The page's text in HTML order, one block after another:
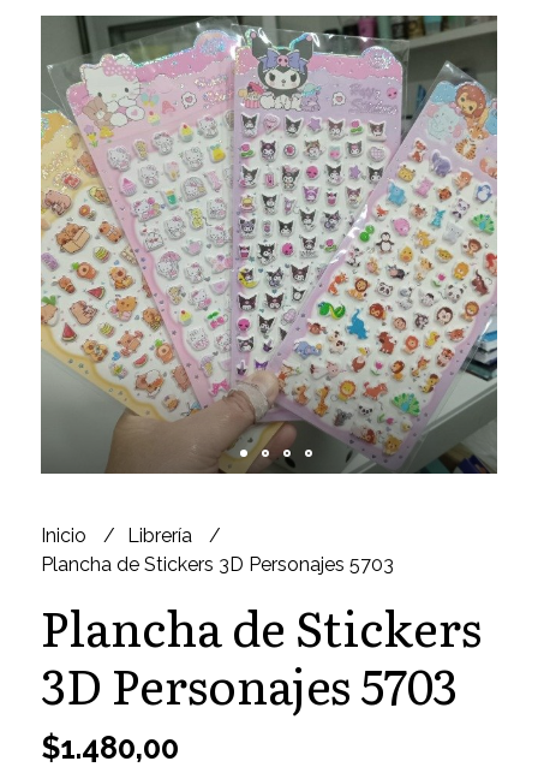
Inicio
Librería
Plancha de Stickers 3D Personajes 5703
Plancha de Stickers
3D Personajes 5703
$1.480,00